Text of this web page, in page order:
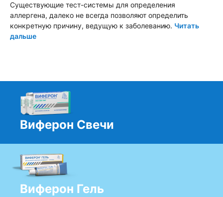
Виферон Свечи
Виферон Гель
Существующие тест-системы для определения
аллергена, далеко не всегда позволяют определить
конкретную причину, ведущую к заболеванию. Читать
дальше